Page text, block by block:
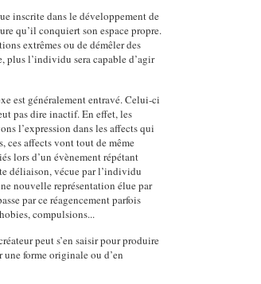
inscrite dans le développement de
qu’il conquiert son espace propre.
extrêmes ou de démêler des
plus l’individu sera capable d’agir
est généralement entravé. Celui-ci
pas dire inactif. En effet, les
l’expression dans les affects qui
ces affects vont tout de même
lors d’un évènement répétant
déliaison, vécue par l’individu
nouvelle représentation élue par
par ce réagencement parfois
compulsions...
peut s’en saisir pour produire
une forme originale ou d’en